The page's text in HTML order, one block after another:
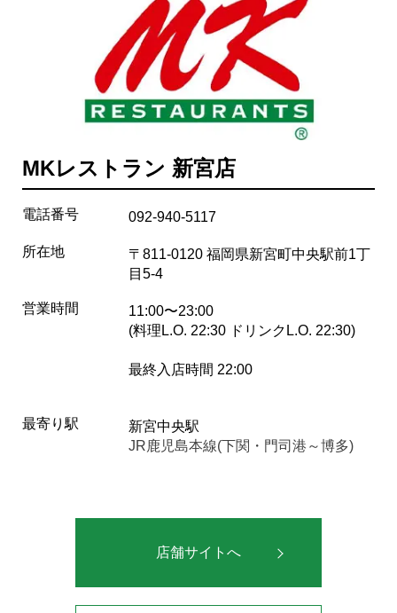
MKレストラン 新宮店
電話番号 092-940-5117
所在地
〒811-0120 福岡県新宮町中央駅前1丁
目5-4
営業時間
11:00〜23:00
(料理L.O. 22:30 ドリンクL.O. 22:30)
最終入店時間 22:00
最寄り駅
新宮中央駅
JR鹿児島本線(下関・門司港～博多)
店舗サイトへ